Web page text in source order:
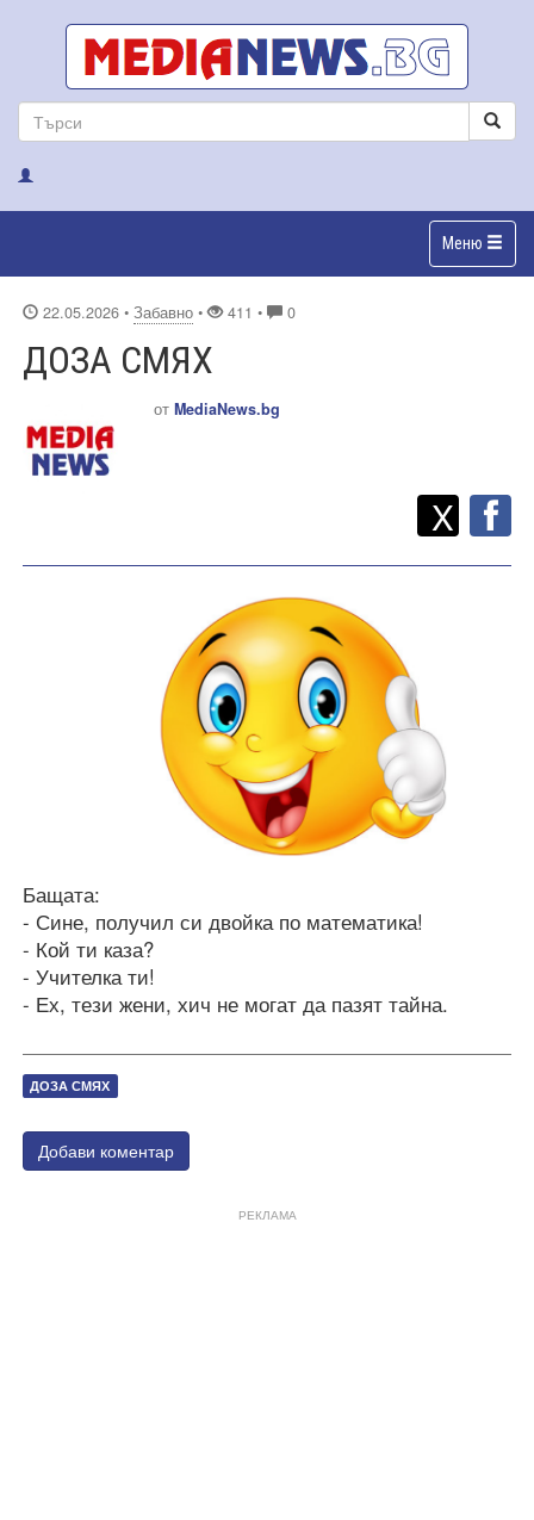
Меню
22.05.2026 • Забавно • 411 • 0
ДОЗА СМЯХ
от MediaNews.bg
Споделете
X
Бащата:
- Сине, получил си двойка по математика!
- Кой ти каза?
- Учителка ти!
- Ех, тези жени, хич не могат да пазят тайна.
ДОЗА СМЯХ
Добави коментар
РЕКЛАМА